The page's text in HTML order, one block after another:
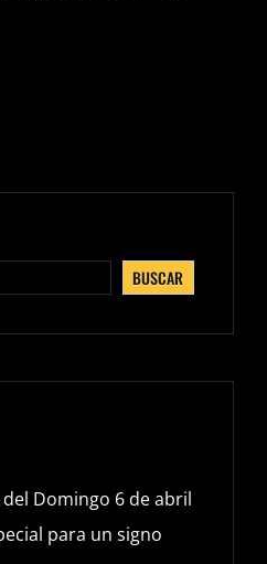
BUSCAR
Domingo 6 de abril
para un signo